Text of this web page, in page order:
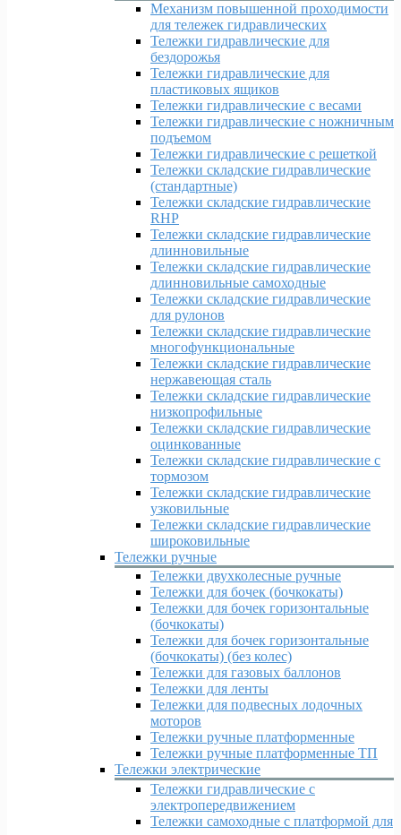
Механизм повышенной проходимости
для тележек гидравлических
Тележки гидравлические для
бездорожья
Тележки гидравлические для
пластиковых ящиков
Тележки гидравлические с весами
Тележки гидравлические с ножничным
подъемом
Тележки гидравлические с решеткой
Тележки складские гидравлические
(стандартные)
Тележки складские гидравлические
RHP
Тележки складские гидравлические
длинновильные
Тележки складские гидравлические
длинновильные самоходные
Тележки складские гидравлические
для рулонов
Тележки складские гидравлические
многофункциональные
Тележки складские гидравлические
нержавеющая сталь
Тележки складские гидравлические
низкопрофильные
Тележки складские гидравлические
оцинкованные
Тележки складские гидравлические с
тормозом
Тележки складские гидравлические
узковильные
Тележки складские гидравлические
широковильные
Тележки ручные
Тележки двухколесные ручные
Тележки для бочек (бочкокаты)
Тележки для бочек горизонтальные
(бочкокаты)
Тележки для бочек горизонтальные
(бочкокаты) (без колес)
Тележки для газовых баллонов
Тележки для ленты
Тележки для подвесных лодочных
моторов
Тележки ручные платформенные
Тележки ручные платформенные ТП
Тележки электрические
Тележки гидравлические с
электропередвижением
Тележки самоходные с платформой для